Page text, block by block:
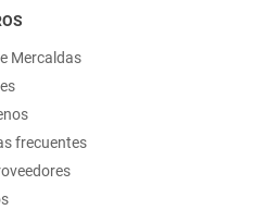
Mercaldas
frecuentes